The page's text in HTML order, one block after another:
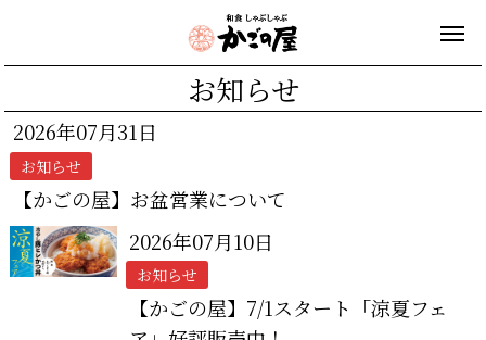
お知らせ
2026年07月31日
お知らせ
【かごの屋】お盆営業について
2026年07月10日
お知らせ
【かごの屋】7/1スタート「涼夏フェ